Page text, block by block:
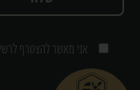
אני מאשר להצטרף